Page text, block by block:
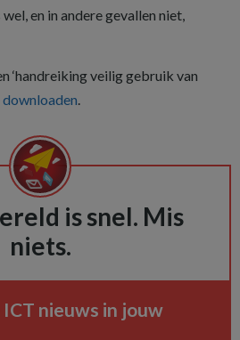
en in andere gevallen niet,
‘handreiking veilig gebruik van
.
is snel. Mis
niets.
nieuws in jouw